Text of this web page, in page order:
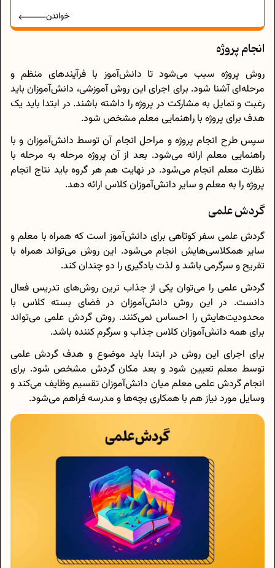
خواندن
انجام پروژه
روش پروژه سبب می‌شود تا دانش‌آموز با فرآیندهای منظم و
مرحله‌ای آشنا ‌شود. برای اجرای این روش آموزشی، دانش‌آموزان باید
رغبت و تمایل به مشارکت در پروژه را داشته باشند. در ابتدا باید یک
هدف برای پروژه با راهنمایی معلم مشخص شود.
سپس طرح انجام پروژه و مراحل انجام آن توسط دانش‌آموزان و با
راهنمایی معلم ارائه می‌شود. بعد از آن پروژه مرحله به مرحله با
نظارت معلم انجام می‌شود. در نهایت هم هر گروه باید نتاج انجام
پروژه را به معلم و سایر دانش‌آموزان کلاس ارائه دهد.
گردش علمی
گردش علمی سفر کوتاهی برای دانش‌آموز است که همراه با معلم و
سایر همکلاسی‌هایش انجام می‌شود. این روش می‌تواند همراه با
تفریح و سرگرمی باشد و لذت یادگیری را دو چندان کند.
گردش علمی را می‌توان یکی از جذاب ترین روش‌های تدریس فعال
دانست. در این روش دانش‌آموزان در فضای بسته کلاس با
محدودیت‌هایش را احساس نمی‌کنند. روش گردش علمی می‌تواند
برای همه دانش‌آموزان کلاس جذاب و سرگرم کننده باشد.
برای اجرای این روش در ابتدا باید موضوع و هدف گردش علمی
توسط معلم تعیین شود و بعد مکان گردش مشخص شود. برای
انجام گردش علمی معلم میان دانش‌آموزان تقسیم وظایف می‌کند و
وسایل مورد نیاز هم با همکاری بچه‌ها و مدرسه فراهم می‌‌شود.